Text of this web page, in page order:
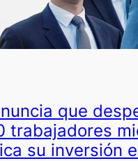
que
trabajadores
su inversión